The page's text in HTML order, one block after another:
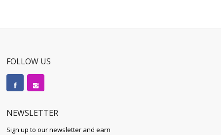
FOLLOW US
NEWSLETTER
Sign up to our newsletter and earn